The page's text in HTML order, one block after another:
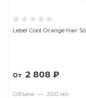
Lebel Cool Orange Hair
От 2 808 ₽
Объем — 200 мл